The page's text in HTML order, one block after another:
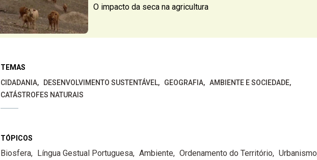
O impacto da seca na agricultura
TEMAS
CIDADANIA
DESENVOLVIMENTO SUSTENTÁVEL GEOGRAFIA
AMBIENTE E SOCIEDADE
CATÁSTROFES NATURAIS
TÓPICOS
Biosfera Língua Gestual Portuguesa Ambiente Ordenamento do Território Urbanismo